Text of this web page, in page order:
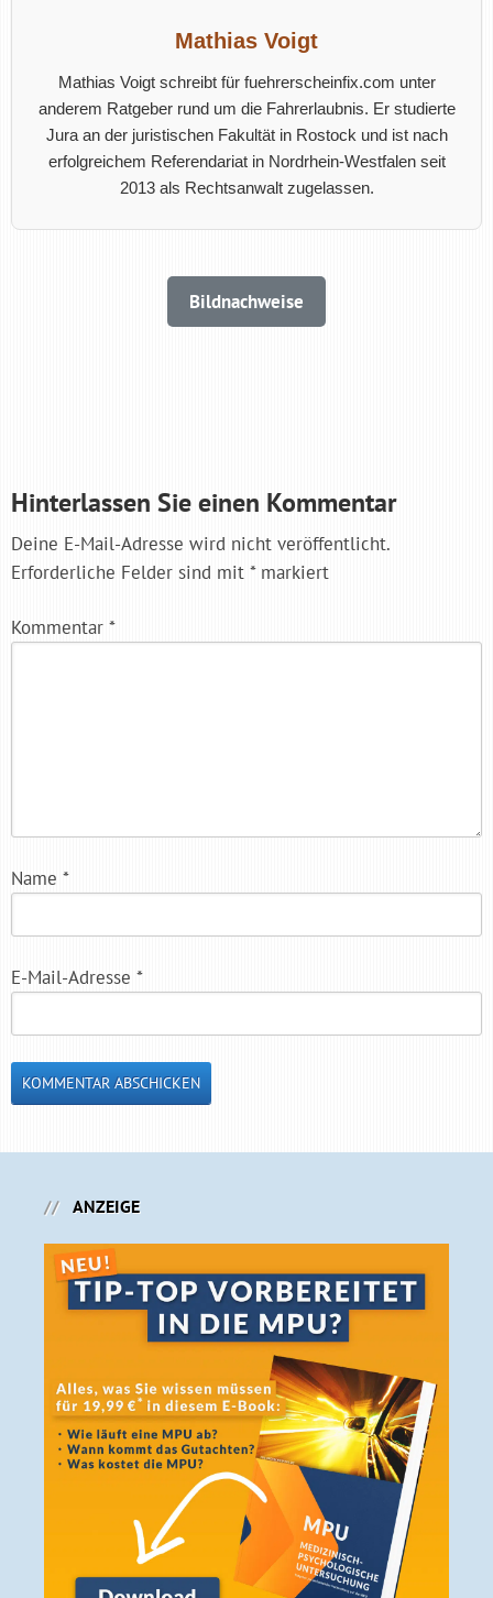
Mathias Voigt
Mathias Voigt schreibt für fuehrerscheinfix.com unter
anderem Ratgeber rund um die Fahrerlaubnis. Er studierte
Jura an der juristischen Fakultät in Rostock und ist nach
erfolgreichem Referendariat in Nordrhein-Westfalen seit
2013 als Rechtsanwalt zugelassen.
Bildnachweise
Hinterlassen Sie einen Kommentar
Deine E-Mail-Adresse wird nicht veröffentlicht.
Erforderliche Felder sind mit *markiert
Kommentar *
Name *
E-Mail-Adresse *
ANZEIGE